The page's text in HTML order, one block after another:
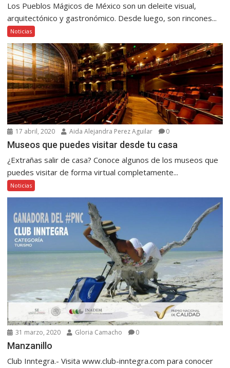
Los Pueblos Mágicos de México son un deleite visual,
arquitectónico y gastronómico. Desde luego, son rincones...
Noticias
17 abril, 2020 Aida Alejandra Perez Aguilar 0
Museos que puedes visitar desde tu casa
¿Extrañas salir de casa? Conoce algunos de los museos que
puedes visitar de forma virtual completamente...
Noticias
31 marzo, 2020 Gloria Camacho 0
Manzanillo
Club Inntegra.- Visita www.club-inntegra.com para conocer